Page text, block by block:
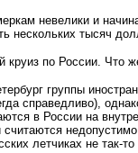
невелики и
нескольких тысяч
круиз по России. Что
группы
справедливо),
в России на
летчиках не так-то